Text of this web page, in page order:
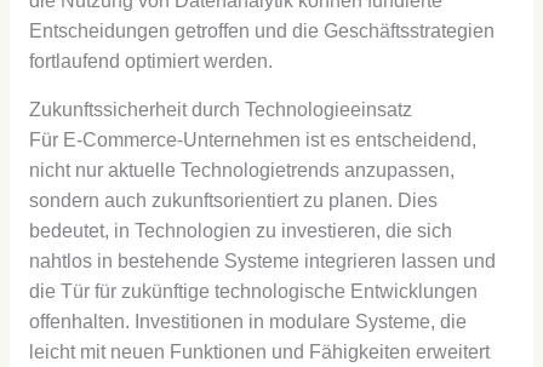
Entscheidungen getroffen und die Geschäftsstrategien
fortlaufend optimiert werden.
Zukunftssicherheit durch Technologieeinsatz
Für E-Commerce-Unternehmen ist es entscheidend,
nicht nur aktuelle Technologietrends anzupassen,
sondern auch zukunftsorientiert zu planen. Dies
bedeutet, in Technologien zu investieren, die sich
nahtlos in bestehende Systeme integrieren lassen und
die Tür für zukünftige technologische Entwicklungen
offenhalten. Investitionen in modulare Systeme, die
leicht mit neuen Funktionen und Fähigkeiten erweitert